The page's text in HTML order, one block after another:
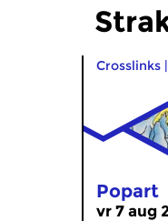
Crosslinks |
Popart
vr 7 aug